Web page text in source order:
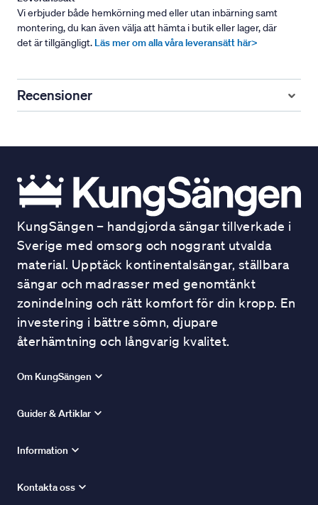
Vi erbjuder både hemkörning med eller utan inbärning samt
montering, du kan även välja att hämta i butik eller lager, där
det är tillgängligt. Läs mer om alla våra leveransätt här>
Recensioner
KungSängen – handgjorda sängar tillverkade i
Sverige med omsorg och noggrant utvalda
material. Upptäck kontinentalsängar, ställbara
sängar och madrasser med genomtänkt
zonindelning och rätt komfort för din kropp. En
investering i bättre sömn, djupare
återhämtning och långvarig kvalitet.
Om KungSängen
Guider & Artiklar
Information
Kontakta oss